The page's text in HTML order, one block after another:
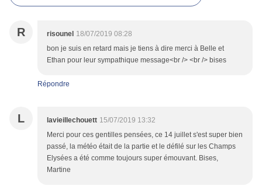
R risounel 18/07/2019 08:28
bon je suis en retard mais je tiens à dire merci à Belle et
Ethan pour leur sympathique message<br /> <br /> bises
Répondre
L lavieillechouett 15/07/2019 13:32
Merci pour ces gentilles pensées, ce 14 juillet s'est super bien
passé, la météo était de la partie et le défilé sur les Champs
Elysées a été comme toujours super émouvant. Bises,
Martine